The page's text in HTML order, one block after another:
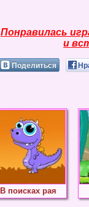
Понравилась
и
Поделиться
В поисках рая